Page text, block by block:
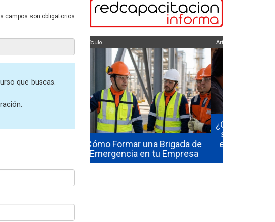
campos son obligatorios
que buscas.
¿Cuánto cuesta certificarse en
seguridad industrial en Chile
en 2026? El precio real de los
10 cursos
Artículo